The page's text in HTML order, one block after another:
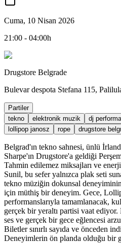
Cuma, 10 Nisan 2026
21:00 - 04:00h
Drugstore Belgrade
Bulevar despota Stefana 115,
Partiler
tekno
elektronik muzik dj
lollipop janosz
rope drugstore
Belgrad'ın tekno sahnesi, ünlü
Sharpe'ın Drugstore'a geldiği
Tahmin edilemez miksajları ve
Sunil, bu sefer yalnızca plak seti
tekno müziğin dokunsal deneyiminin
için müthiş bir deneyim. Gece,
performanslarıyla tamamlanacak,
gerçek bir yeraltı partisi vaat
ses ve gerçek bir gece eğlencesi
Biletler sınırlı sayıda ve önceden
Deneyimlerin ön planda olduğu bir